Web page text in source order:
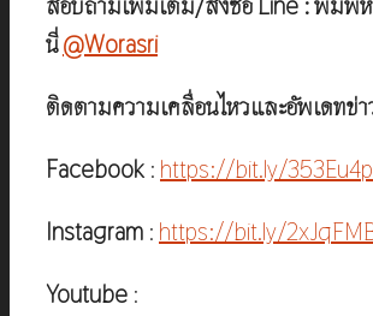
นี่@Worasri
ติดตามความเคลื่อนไหวและอัพเดทข่า
Facebook : https://bit.ly/353Eu4p
Instagram : https://bit.ly/
Youtube :